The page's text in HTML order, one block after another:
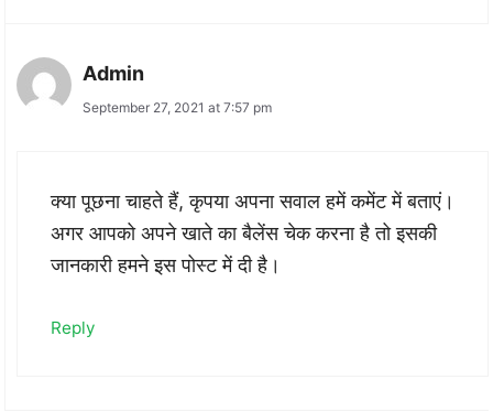
Admin
September 27, 2021 at 7:57 pm
क्या पूछना चाहते हैं, कृपया अपना सवाल हमें कमेंट में बताएं।
अगर आपको अपने खाते का बैलेंस चेक करना है तो इसकी
जानकारी हमने इस पोस्ट में दी है।
Reply